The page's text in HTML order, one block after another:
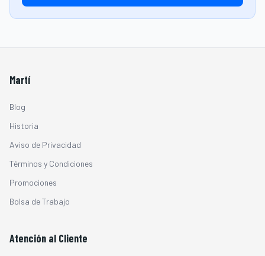
Martí
Blog
Historia
Aviso de Privacidad
Términos y Condiciones
Promociones
Bolsa de Trabajo
Atención al Cliente